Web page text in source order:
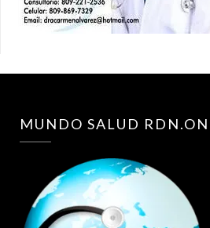
MUNDO SALUD